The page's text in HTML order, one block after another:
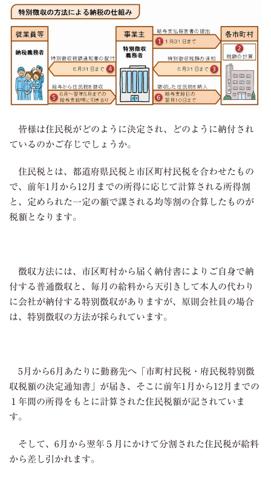
皆様は住民税がどのように決定され、どのように納付され
ているのかご存じでしょうか。
住民税とは、都道府県民税と市区町村民税を合わせたもの
で、前年1 月から 12 月までの所得に応じて計算される所得割
と、定められた一定の額で課される均等割の合算したものが
税額となります。
徴収方法には、市区町村から届く納付書によりご自身で納
付する普通徴収と、毎月の給料から天引きして本人の代わり
に会社が納付する特別徴収がありますが、原則会社員の場合
は、特別徴収の方法が採られています。
5 月から6 月あたりに勤務先へ「市町村民税・府民税特別徴
収税額の決定通知書」が届き、そこに前年1 月から 12 月までの
１年間の所得をもとに計算された住民税額が記されていま
す。
そして、 6 月から翌年５月にかけて分割された住民税が給料
から差し引かれます。